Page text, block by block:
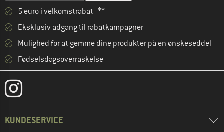
5 euro i velkomstrabat **
Eksklusiv adgang til rabatkampagner
Mulighed for at gemme dine produkter på en ønskeseddel
Fødselsdagsoverraskelse
KUNDESERVICE